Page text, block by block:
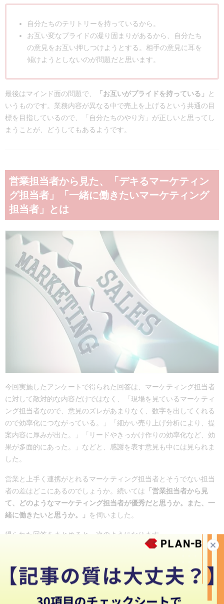
自分たちのテリトリーを持っているから。
お互い変なプライドの凝り固まりがあるから、自分たち
の意見をお互い押しつけようとする。相手の意見に耳を
傾けようとしないのが問題だと思います。
最後はマインド面の問題で、 「お互いがプライドを持っている」
と
いうものです。業務内容が異なる中で売上を上げるという共通の目
標を目指しているので、「自分たちのやり方」が正しいと思ってし
まうことが、どうしてもあるようです。
営業担当者から見た、「デキるマーケティン
グ担当者」「一緒に働きたいマーケティング
担当者」とは
今回実施したアンケートで得られた回答は、マーケティング担当者
に対して敵対的な内容だけではなく、「現場を見ているマーケティ
ング担当者なので、意見のズレがあまりなく、数字を出してくれる
ので効率化につながっている。」「細かい売り上げ分析により、提
案内容に厚みが出た。」「リードやきっかけ作りの効率化など、効
果が多面的にあった。」などと、感謝を表す意見も中には見られま
した。
営業と上手く連携がとれるマーケティング担当者とそうでない担当
者の差はどこにあるのでしょうか。続いては
「営業担当者から見
て、どのようなマーケティング担当者が優秀だと思うか。また、一
緒に働きたいと思うか。」
を伺いました。
得られた回答をまとめると、次のようになります。
現場を見ようとする姿勢がある人